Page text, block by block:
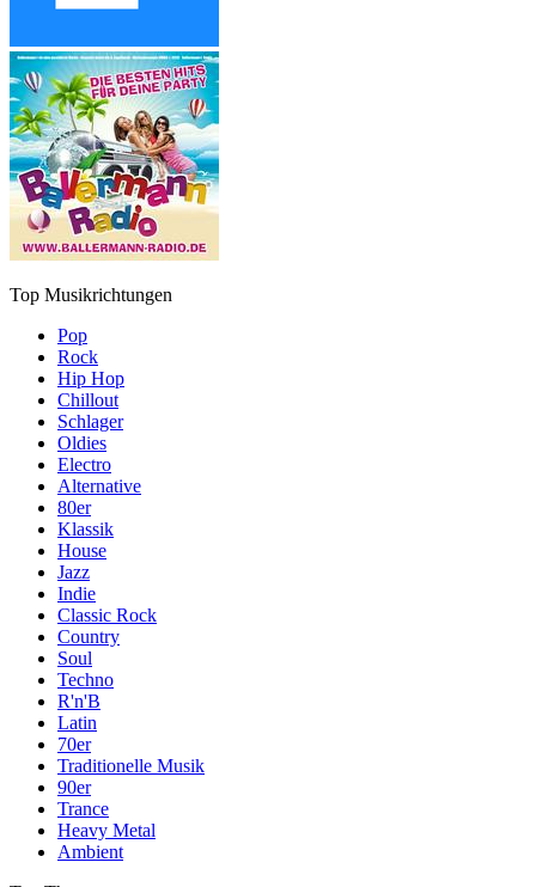
Top Musikrichtungen
Pop
Rock
Hip Hop
Chillout
Schlager
Oldies
Electro
Alternative
80er
Klassik
House
Jazz
Indie
Classic Rock
Country
Soul
Techno
R'n'B
Latin
70er
Traditionelle Musik
90er
Trance
Heavy Metal
Ambient